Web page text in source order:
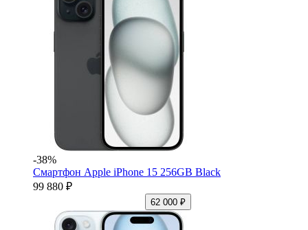
-38%
Смартфон Apple iPhone 15 256GB Black
99 880 ₽
62 000 ₽